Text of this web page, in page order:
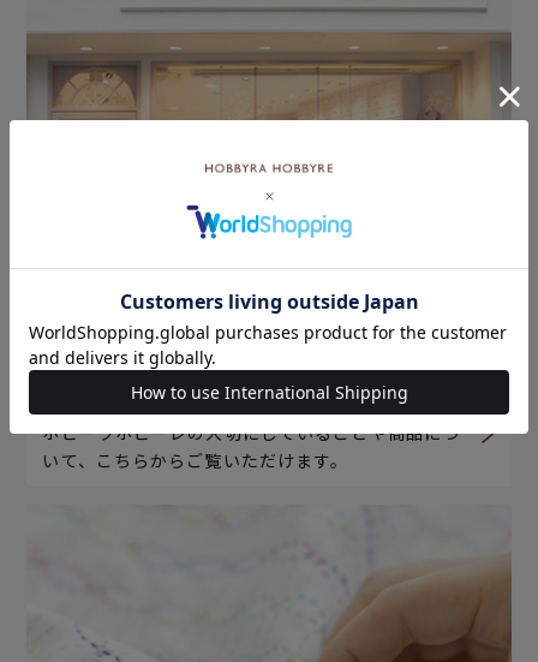
ホビーラホビーレについて
ホビーラホビーレの大切にしていることや商品につ
いて、こちらからご覧いただけます。